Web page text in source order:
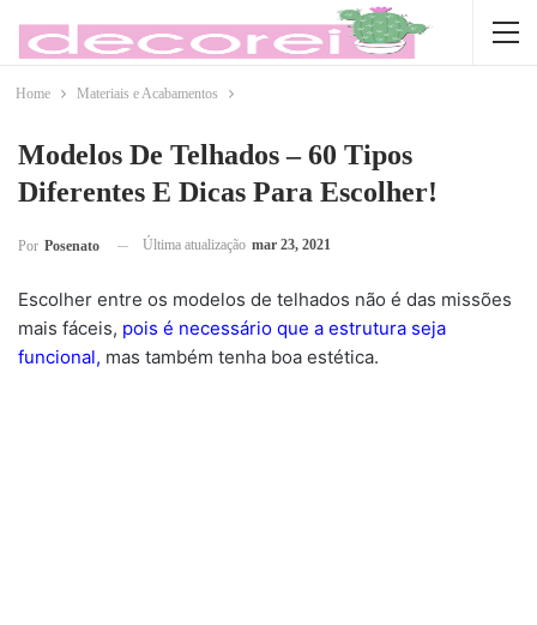
Home Materiais e Acabamentos
Modelos De Telhados – 60 Tipos
Diferentes E Dicas Para Escolher!
Por Posenato Última atualização mar 23, 2021
Escolher entre os modelos de telhados não é das missões
mais fáceis, pois é necessário que a estrutura seja
funcional, mas também tenha boa estética.